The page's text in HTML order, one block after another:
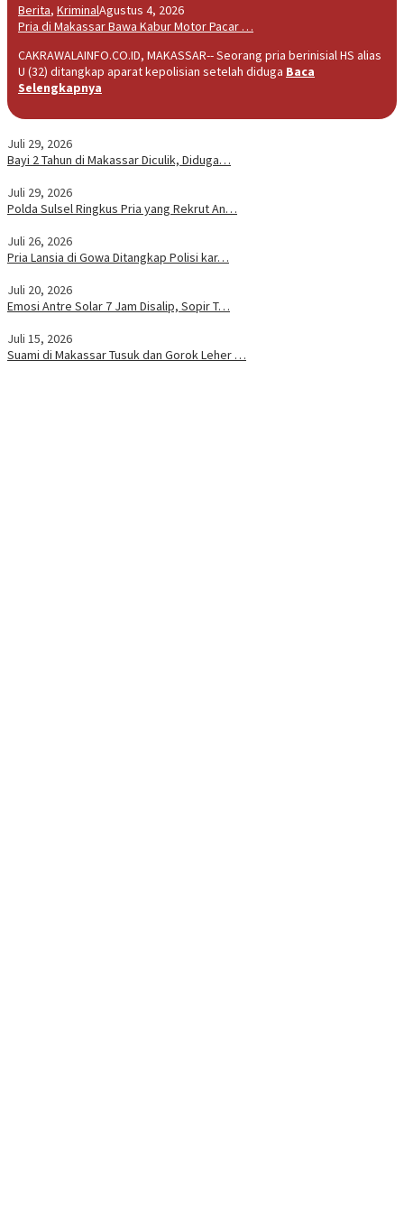
Berita, KriminalAgustus 4, 2026
Pria di Makassar Bawa Kabur Motor Pacar …
CAKRAWALAINFO.CO.ID, MAKASSAR-- Seorang pria berinisial HS alias
U (32) ditangkap aparat kepolisian setelah diduga Baca
Selengkapnya
Juli 29, 2026
Bayi 2 Tahun di Makassar Diculik, Diduga…
Juli 29, 2026
Polda Sulsel Ringkus Pria yang Rekrut An…
Juli 26, 2026
Pria Lansia di Gowa Ditangkap Polisi kar…
Juli 20, 2026
Emosi Antre Solar 7 Jam Disalip, Sopir T…
Juli 15, 2026
Suami di Makassar Tusuk dan Gorok Leher …